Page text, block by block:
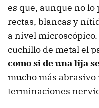
es que, aunque no lo
rectas, blancas y
a nivel
cuchillo de metal el
como si de una lija
mucho más abrasivo
terminaciones